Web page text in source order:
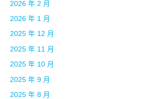
2026 年 2 月
2026 年 1 月
2025 年 12 月
2025 年 11 月
2025 年 10 月
2025 年 9 月
2025 年 8 月